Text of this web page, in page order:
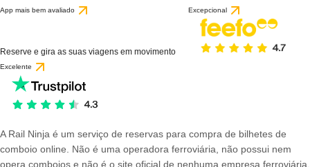
App mais bem avaliado
Reserve e gira as suas viagens em movimento
Excepcional
Excelente
A Rail Ninja é um serviço de reservas para compra de bilhetes de
comboio online. Não é uma operadora ferroviária, não possui nem
opera comboios e não é o site oficial de nenhuma empresa ferroviária.